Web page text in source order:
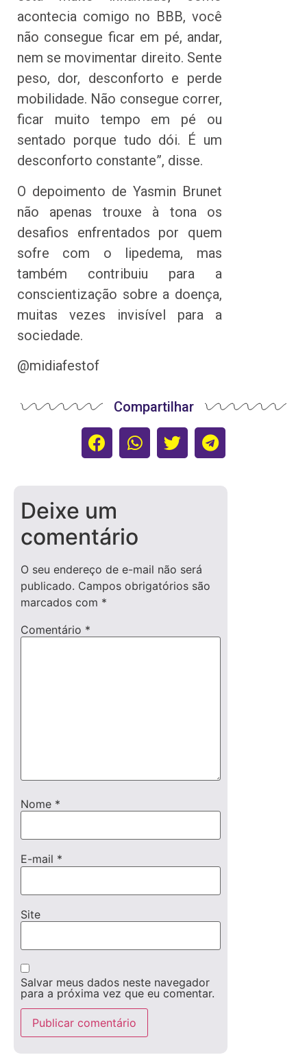
acontecia comigo no BBB, você
não consegue ficar em pé, andar,
nem se movimentar direito. Sente
peso, dor, desconforto e perde
mobilidade. Não consegue correr,
ficar muito tempo em pé ou
sentado porque tudo dói. É um
desconforto constante”, disse.
O depoimento de Yasmin Brunet
não apenas trouxe à tona os
desafios enfrentados por quem
sofre com o lipedema, mas
também contribuiu para a
conscientização sobre a doença,
muitas vezes invisível para a
sociedade.
@midiafestof
Compartilhar
Deixe um
comentário
O seu endereço de e-mail não será
publicado. Campos obrigatórios são
marcados com *
Comentário *
Nome *
E-mail *
Site
Salvar meus dados neste navegador
para a próxima vez que eu comentar.